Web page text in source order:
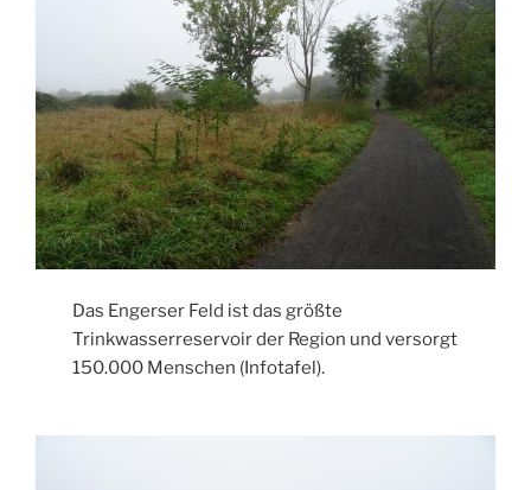
Das Engerser Feld ist das größte
Trinkwasserreservoir der Region und versorgt
150.000 Menschen (Infotafel).